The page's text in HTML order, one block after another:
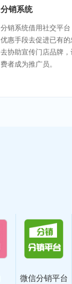
分销系统
分销系统借用社交平
优惠手段去促进已有
去协助宣传门店品牌
费者成为推广员。
微信分销平台